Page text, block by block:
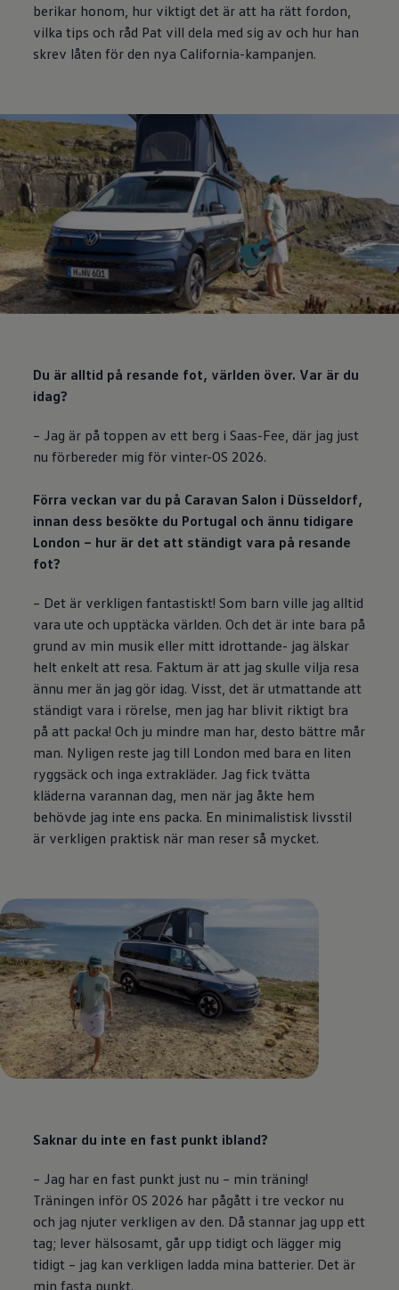
berikar honom, hur viktigt det är att ha rätt fordon,
vilka tips och råd Pat vill dela med sig av och hur han
skrev låten för den nya California-kampanjen.
Du är alltid på resande fot, världen över. Var är du
idag?
– Jag är på toppen av ett berg i Saas-Fee, där jag just
nu förbereder mig för vinter-OS 2026.
Förra veckan var du på Caravan Salon i Düsseldorf,
innan dess besökte du Portugal och ännu tidigare
London – hur är det att ständigt vara på resande
fot?
– Det är verkligen fantastiskt! Som barn ville jag alltid
vara ute och upptäcka världen. Och det är inte bara på
grund av min musik eller mitt idrottande- jag älskar
helt enkelt att resa. Faktum är att jag skulle vilja resa
ännu mer än jag gör idag. Visst, det är utmattande att
ständigt vara i rörelse, men jag har blivit riktigt bra
på att packa! Och ju mindre man har, desto bättre mår
man. Nyligen reste jag till London med bara en liten
ryggsäck och inga extrakläder. Jag fick tvätta
kläderna varannan dag, men när jag åkte hem
behövde jag inte ens packa. En minimalistisk livsstil
är verkligen praktisk när man reser så mycket.
Saknar du inte en fast punkt ibland?
– Jag har en fast punkt just nu – min träning!
Träningen inför OS 2026 har pågått i tre veckor nu
och jag njuter verkligen av den. Då stannar jag upp ett
tag; lever hälsosamt, går upp tidigt och lägger mig
tidigt – jag kan verkligen ladda mina batterier. Det är
min fasta punkt.